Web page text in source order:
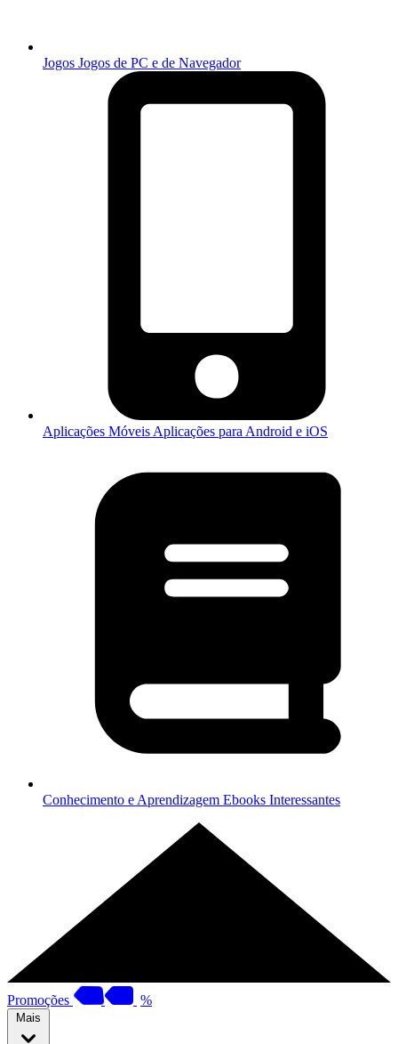
Jogos Jogos de PC e de Navegador
Aplicações Móveis Aplicações para Android e iOS
Conhecimento e Aprendizagem Ebooks Interessantes
Promoções %
Mais